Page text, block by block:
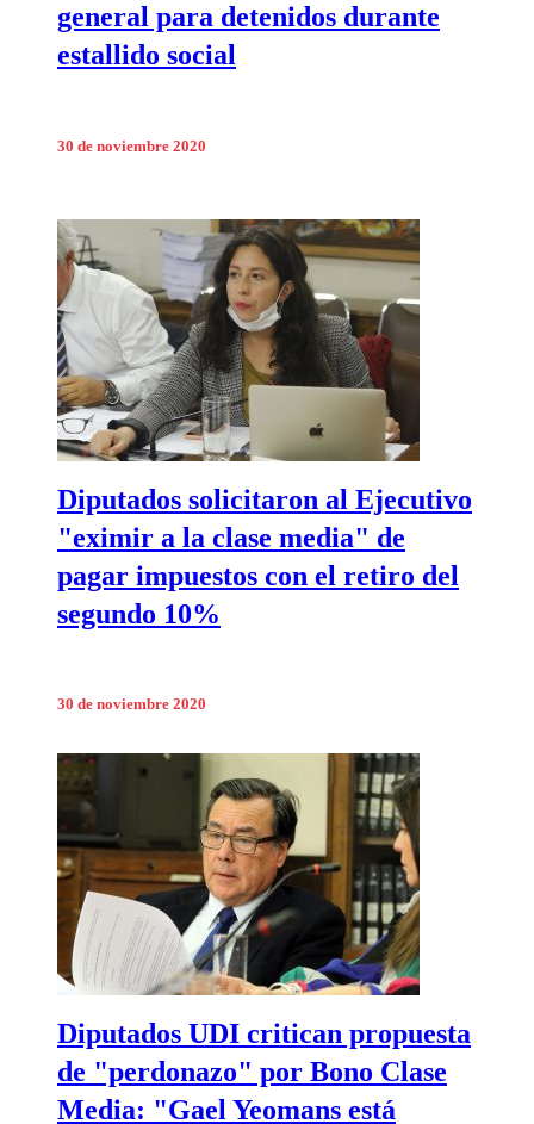
general para detenidos durante
estallido social
30 de noviembre 2020
Diputados solicitaron al Ejecutivo
"eximir a la clase media" de
pagar impuestos con el retiro del
segundo 10%
30 de noviembre 2020
Diputados UDI critican propuesta
de "perdonazo" por Bono Clase
Media: "Gael Yeomans está